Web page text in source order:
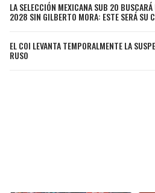
COWBOYS
GIANTS
CLIPPERS
LAKERS
LA SELECCIÓN MEXICANA SUB 20
2028 SIN GILBERTO MORA: ESTE SERÁ SU
EL COI LEVANTA TEMPORALMENTE LA
RUSO